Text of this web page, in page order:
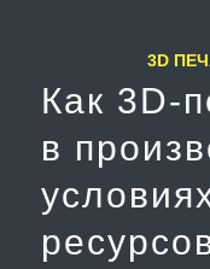
3D
Как 3D-
в